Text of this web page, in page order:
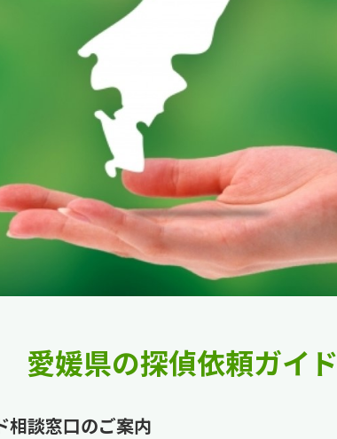
愛媛県の探偵依頼ガイド
相談窓口のご案内